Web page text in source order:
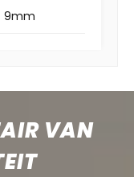
9mm
VAN